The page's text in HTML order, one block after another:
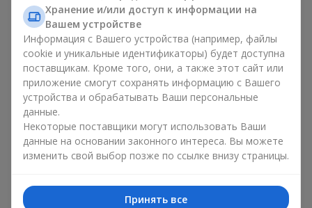
Длякорпоративного мероприятияподойдёт
премиальный подарок: здесь коробка с цветами и
сладостями дополняется изысканными каллами,
герберамиилиорхидеямии элитными сладостями;
Нежные букеты изэустомы, тюльпановили
альстромериихорошо сочетаются с конфетами
Merci, поддерживая нежную подачу и лёгкое
настроение — как
ребёнка или ко Дню всех влюблённых.
Мы поможем вам подобрать лучшее сочетание цветочного
микса и сладостей под ваш повод и оформим подарок —
Хранение и/или доступ к информации на
Вашем устройстве
Информация с Вашего устройства (например, файлы
cookie и уникальные идентификаторы) будет доступна
поставщикам. Кроме того, они, а также этот сайт или
приложение смогут сохранять информацию с Вашего
устройства и обрабатывать Ваши персональные
данные.
Некоторые поставщики могут использовать Ваши
данные на основании законного интереса. Вы можете
изменить свой выбор позже по ссылке внизу страницы.
Принять все